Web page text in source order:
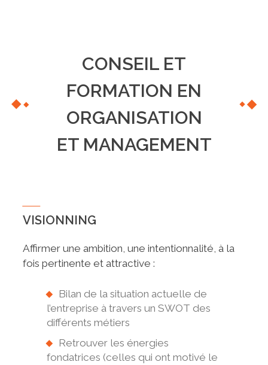
CONSEIL ET
FORMATION EN
ORGANISATION
ET MANAGEMENT
VISIONNING
Affirmer une ambition, une intentionnalité, à la
fois pertinente et attractive :
Bilan de la situation actuelle de
l’entreprise à travers un SWOT des
différents métiers
Retrouver les énergies
fondatrices (celles qui ont motivé le